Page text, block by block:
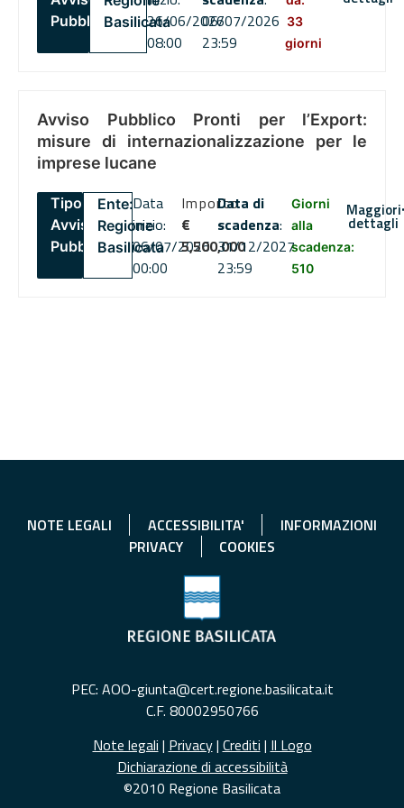
PubblicoBasilicata26/06/2026
08:00
06/07/2026
23:59
33
giorni
Avviso Pubblico Pronti per l’Export:
misure di internazionalizzazione per le
imprese lucane
Tipo:
Avviso
Pubblico
Ente:
Regione
Basilicata
Data
inizio:
06/07/2026
00:00
Importo
€
5,500,000
Data di
scadenza:
31/12/2027
23:59
Giorni
alla
scadenza:
510
Maggiori
dettagli
NOTE LEGALI ACCESSIBILITA'
INFORMAZIONI
PRIVACY
COOKIES
PEC: AOO-giunta@cert.regione.basilicata.it
C.F. 80002950766
Note legali | Privacy| Crediti | Il Logo
Dichiarazione di accessibilità
©2010 Regione Basilicata